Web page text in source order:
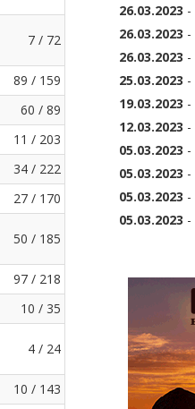
7 / 72
89 / 159
60 / 89
11 / 203
34 / 222
27 / 170
50 / 185
97 / 218
10 / 35
4 / 24
10 / 143
26.03.2023 -
26.03.2023 -
26.03.2023 -
25.03.2023 -
19.03.2023 -
12.03.2023 -
05.03.2023 -
05.03.2023 -
05.03.2023 -
05.03.2023 -